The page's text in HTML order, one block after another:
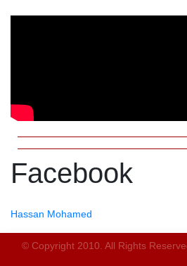
Facebook
Hassan Mohamed
© Copyright 2010. All Rights